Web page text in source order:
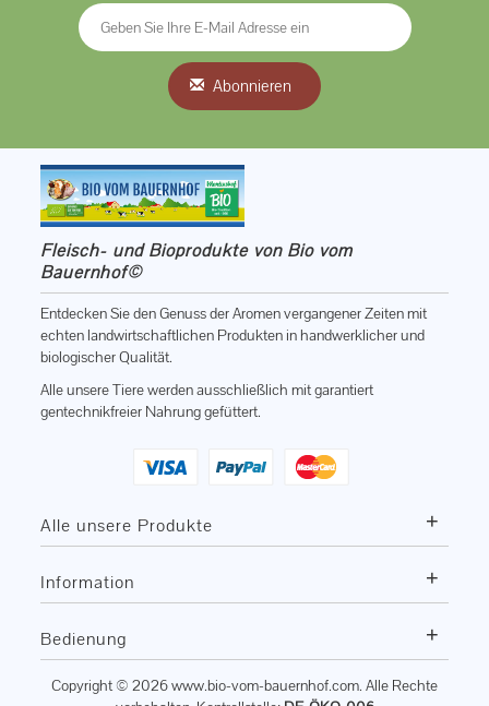
Abonnieren
Fleisch- und Bioprodukte von Bio vom
Bauernhof©
Entdecken Sie den Genuss der Aromen vergangener Zeiten mit
echten landwirtschaftlichen Produkten in handwerklicher und
biologischer Qualität.
Alle unsere Tiere werden ausschließlich mit garantiert
gentechnikfreier Nahrung gefüttert.
Alle unsere Produkte +
Information +
Bedienung +
Copyright © 2026www.bio-vom-bauernhof.com. Alle Rechte